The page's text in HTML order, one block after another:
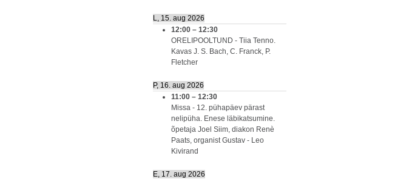
L, 15. aug 2026
12:00 – 12:30
ORELIPOOLTUND - Tiia Tenno.
Kavas J. S. Bach, C. Franck, P.
Fletcher
P, 16. aug 2026
11:00 – 12:30
Missa - 12. pühapäev pärast
nelipüha. Enese läbikatsumine.
õpetaja Joel Siim, diakon Renè
Paats, organist Gustav - Leo
Kivirand
E, 17. aug 2026